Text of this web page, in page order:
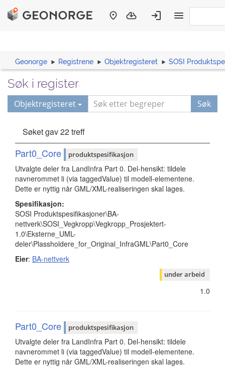
Geonorge Registrene Objektregisteret SOSI
Søk i register
Objektregisteret Søk
Søket gav 22 treff
Part0_Core produktspesifikasjon
Utvalgte deler fra LandInfra Part 0. Del-hensikt: tildele
navnerommet li (via taggedValue) til modell-elementene.
Dette er nyttig når GML/XML-realiseringen skal lages.
Spesifikasjon:
SOSI Produktspesifikasjoner\BA-
nettverk\SOSI_Vegkropp\Vegkropp_Prosjektert-
1.0\Eksterne_UML-
deler\Plassholdere_for_Original_InfraGML\Part0_Core
Eier: BA-nettverk
under arbeid
1.0
Part0_Core produktspesifikasjon
Utvalgte deler fra LandInfra Part 0. Del-hensikt: tildele
navnerommet li (via taggedValue) til modell-elementene.
Dette er nyttig når GML/XML-realiseringen skal lages.